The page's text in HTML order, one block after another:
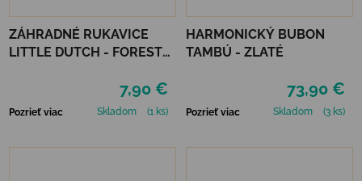
ZÁHRADNÉ RUKAVICE
LITTLE DUTCH - FOREST
7,90 €
Pozrieť viac Skladom (1 ks)
HARMONICKÝ BUBON
TAMBÚ - ZLATÉ
73,90 €
Pozrieť viac Skladom (3 ks)